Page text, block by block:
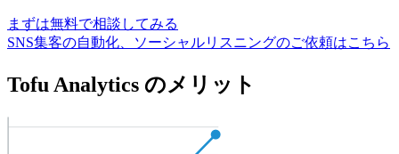
まずは無料で相談してみる
SNS集客の自動化、ソーシャルリスニングのご依頼はこちら
Tofu Analytics のメリット